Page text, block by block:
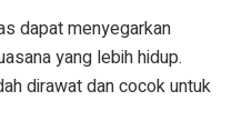
dapat menyegarkan
yang lebih hidup.
dirawat dan cocok untuk